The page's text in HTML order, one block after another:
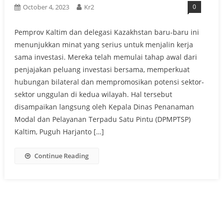
October 4, 2023 Kr2 0
Pemprov Kaltim dan delegasi Kazakhstan baru-baru ini
menunjukkan minat yang serius untuk menjalin kerja
sama investasi. Mereka telah memulai tahap awal dari
penjajakan peluang investasi bersama, memperkuat
hubungan bilateral dan mempromosikan potensi sektor-
sektor unggulan di kedua wilayah. Hal tersebut
disampaikan langsung oleh Kepala Dinas Penanaman
Modal dan Pelayanan Terpadu Satu Pintu (DPMPTSP)
Kaltim, Puguh Harjanto […]
Continue Reading